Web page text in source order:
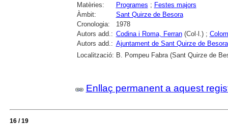
Matèries: Programes ; Festes majors
Àmbit:
Sant Quirze de Besora
Cronologia:
1978
Autors add.: Codina i Roma, Ferran(Col·l.) ;
Autors add.: Ajuntament de Sant Quirze de Besora
Localització: B. Pompeu Fabra (Sant Quirze de
Enllaç permanent a aquest
16 / 19